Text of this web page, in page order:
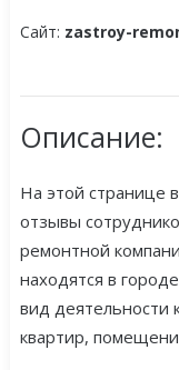
Сайт: zastroy-
Описание:
На этой странице
отзывы
ремонтной
находятся в
вид деятельности
квартир,